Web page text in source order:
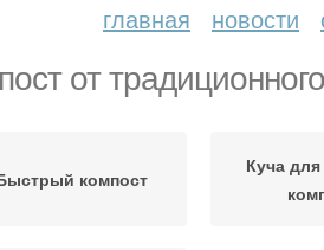
главная новости
от
компост
Куча